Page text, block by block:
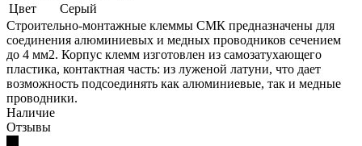
Цвет
Серый
Строительно-монтажные клеммы СМК предназначены для
соединения алюминиевых и медных проводников сечением
до 4 мм2. Корпус клемм изготовлен из самозатухающего
пластика, контактная часть: из луженой латуни, что дает
возможность подсоединять как алюминиевые, так и медные
проводники.
Наличие
Отзывы